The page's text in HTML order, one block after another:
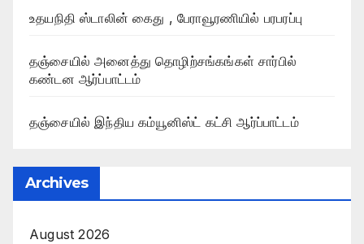
உதயநிதி ஸ்டாலின் கைது , பேராவூரணியில் பரபரப்பு
தஞ்சையில் அனைத்து தொழிற்சங்கங்கள் சார்பில்
கண்டன ஆர்ப்பாட்டம்
தஞ்சையில் இந்திய கம்யூனிஸ்ட் கட்சி ஆர்ப்பாட்டம்
Archives
August 2026